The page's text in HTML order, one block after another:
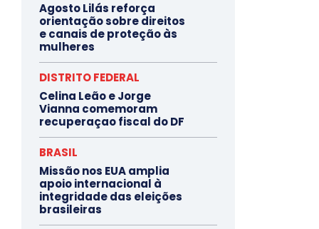
Agosto Lilás reforça
orientação sobre direitos
e canais de proteção às
mulheres
DISTRITO FEDERAL
Celina Leão e Jorge
Vianna comemoram
recuperaçao fiscal do DF
BRASIL
Missão nos EUA amplia
apoio internacional à
integridade das eleições
brasileiras